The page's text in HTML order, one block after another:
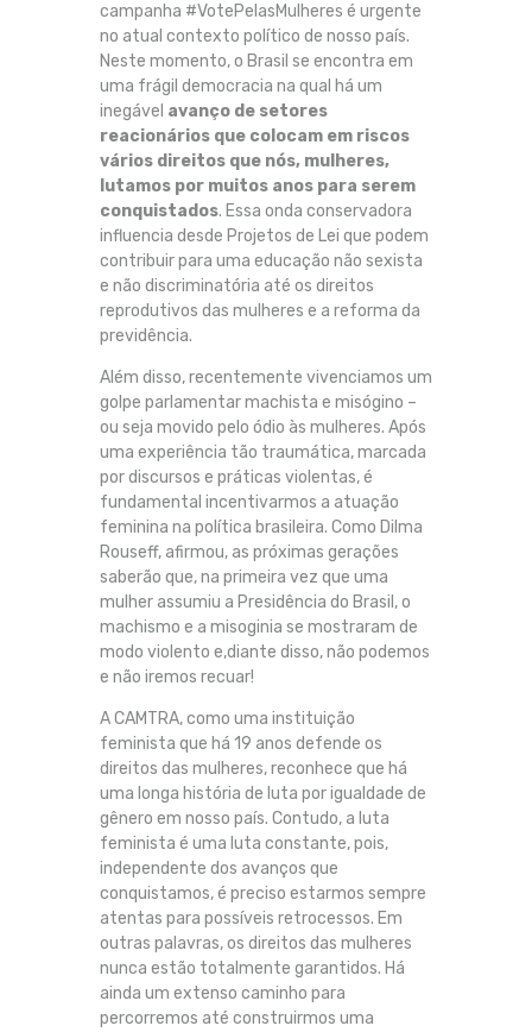
campanha #VotePelasMulheres é urgente
no atual contexto político de nosso país.
Neste momento, o Brasil se encontra em
uma frágil democracia na qual há um
inegável avanço de setores
reacionários que colocam em riscos
vários direitos que nós, mulheres,
lutamos por muitos anos para serem
conquistados. Essa onda conservadora
influencia desde Projetos de Lei que podem
contribuir para uma educação não sexista
e não discriminatória até os direitos
reprodutivos das mulheres e a reforma da
previdência.
Além disso, recentemente vivenciamos um
golpe parlamentar machista e misógino –
ou seja movido pelo ódio às mulheres. Após
uma experiência tão traumática, marcada
por discursos e práticas violentas, é
fundamental incentivarmos a atuação
feminina na política brasileira. Como Dilma
Rouseff, afirmou, as próximas gerações
saberão que, na primeira vez que uma
mulher assumiu a Presidência do Brasil, o
machismo e a misoginia se mostraram de
modo violento e,diante disso, não podemos
e não iremos recuar!
A CAMTRA, como uma instituição
feminista que há 19 anos defende os
direitos das mulheres, reconhece que há
uma longa história de luta por igualdade de
gênero em nosso país. Contudo, a luta
feminista é uma luta constante, pois,
independente dos avanços que
conquistamos, é preciso estarmos sempre
atentas para possíveis retrocessos. Em
outras palavras, os direitos das mulheres
nunca estão totalmente garantidos. Há
ainda um extenso caminho para
percorremos até construirmos uma